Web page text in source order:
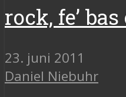
rock, fe’
23. juni 2011
Daniel Niebuhr